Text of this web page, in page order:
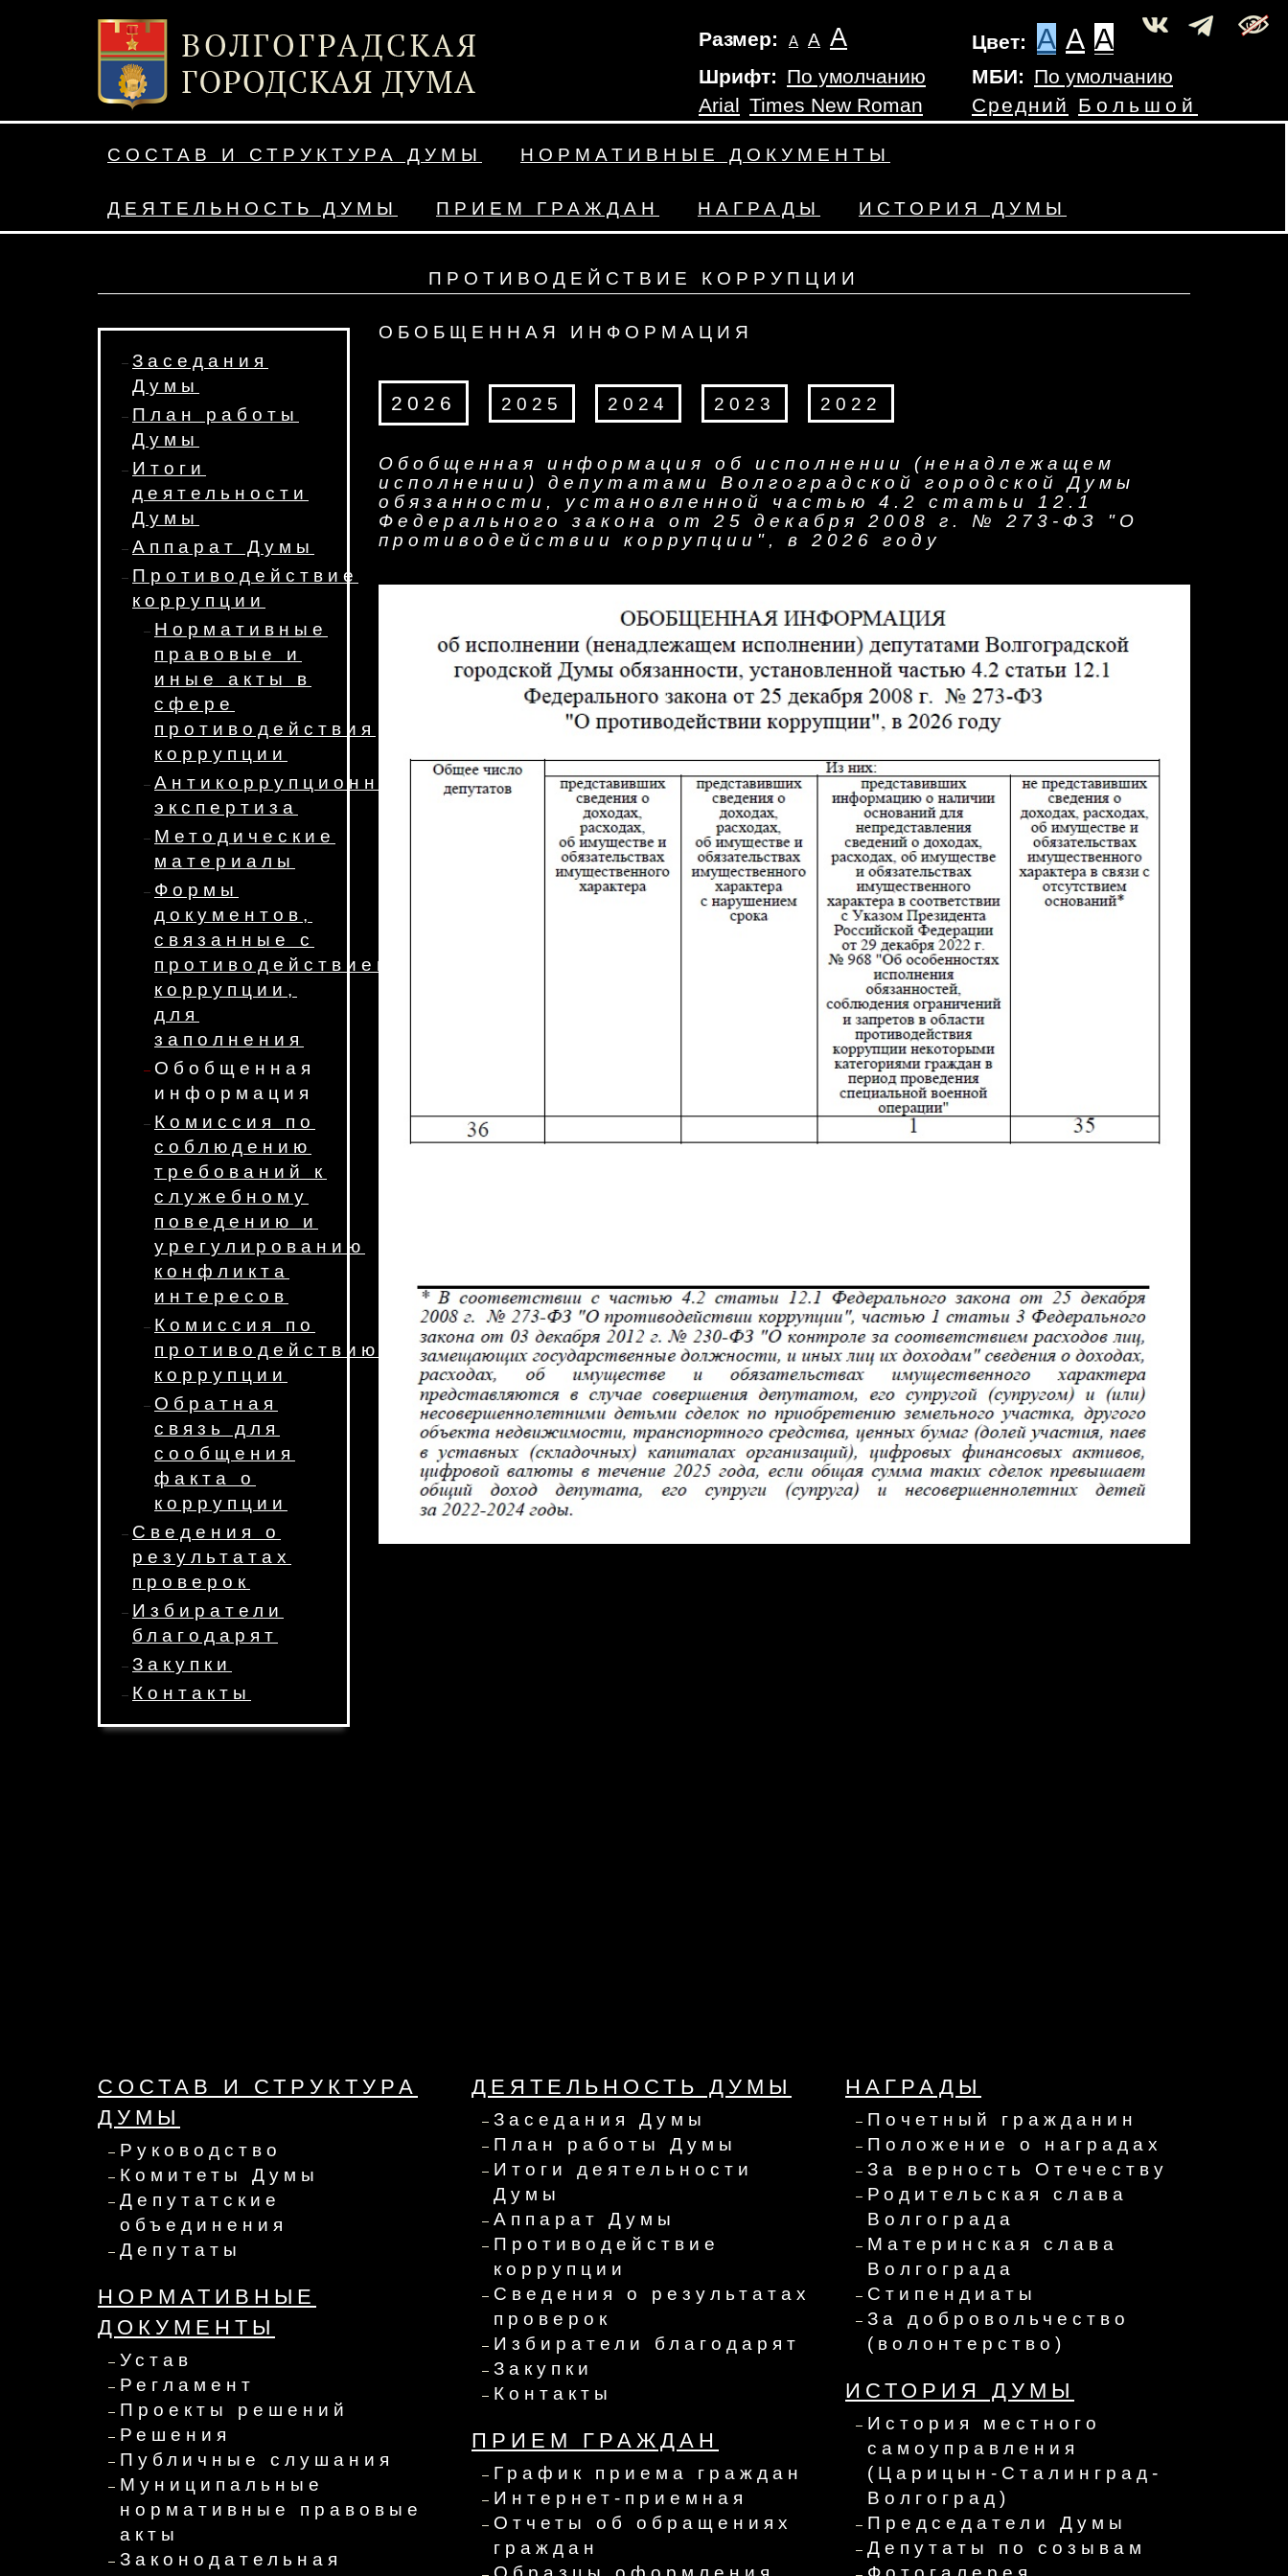
Размер: А А А Цвет: A A A
Шрифт: По умолчанию
Arial Times New Roman
МБИ: По умолчанию
Средний Большой
СОСТАВ И СТРУКТУРА ДУМЫ НОРМАТИВНЫЕ ДОКУМЕНТЫ
ДЕЯТЕЛЬНОСТЬ ДУМЫ ПРИЕМ ГРАЖДАН НАГРАДЫ ИСТОРИЯ ДУМЫ
ПРОТИВОДЕЙСТВИЕ КОРРУПЦИИ
Заседания
Думы
План работы
Думы
Итоги
деятельности
Думы
Аппарат Думы
Противодействие
коррупции
Нормативные
правовые и
иные акты в
сфере
противодействия
коррупции
Антикоррупционная
экспертиза
Методические
материалы
Формы
документов,
связанные с
противодействием
коррупции,
для
заполнения
Обобщенная
информация
Комиссия по
соблюдению
требований к
служебному
поведению и
урегулированию
конфликта
интересов
Комиссия по
противодействию
коррупции
Обратная
связь для
сообщения
факта о
коррупции
Сведения о
результатах
проверок
Избиратели
благодарят
Закупки
Контакты
ОБОБЩЕННАЯ ИНФОРМАЦИЯ
2026 2025 2024 2023 2022
Обобщенная информация об исполнении (ненадлежащем
исполнении) депутатами Волгоградской городской Думы
обязанности, установленной частью 4.2 статьи 12.1
Федерального закона от 25 декабря 2008 г. № 273-ФЗ "О
противодействии коррупции", в 2026 году
СОСТАВ И СТРУКТУРА
ДУМЫ
Руководство
Комитеты Думы
Депутатские
объединения
Депутаты
НОРМАТИВНЫЕ
ДОКУМЕНТЫ
Устав
Регламент
Проекты решений
Решения
Публичные слушания
Муниципальные
нормативные правовые
акты
Законодательная
ДЕЯТЕЛЬНОСТЬ ДУМЫ
Заседания Думы
План работы Думы
Итоги деятельности
Думы
Аппарат Думы
Противодействие
коррупции
Сведения о результатах
проверок
Избиратели благодарят
Закупки
Контакты
ПРИЕМ ГРАЖДАН
График приема граждан
Интернет-приемная
Отчеты об обращениях
граждан
НАГРАДЫ
Почетный гражданин
Положение о наградах
За верность Отечеству
Родительская слава
Волгограда
Материнская слава
Волгограда
Стипендиаты
За добровольчество
(волонтерство)
ИСТОРИЯ ДУМЫ
История местного
самоуправления
(Царицын-Сталинград-
Волгоград)
Председатели Думы
Депутаты по созывам